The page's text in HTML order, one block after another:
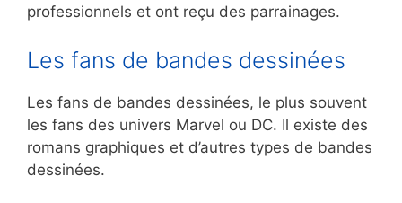
professionnels et ont reçu des parrainages.
Les fans de bandes dessinées
Les fans de bandes dessinées, le plus souvent
les fans des univers Marvel ou DC. Il existe des
romans graphiques et d’autres types de bandes
dessinées.